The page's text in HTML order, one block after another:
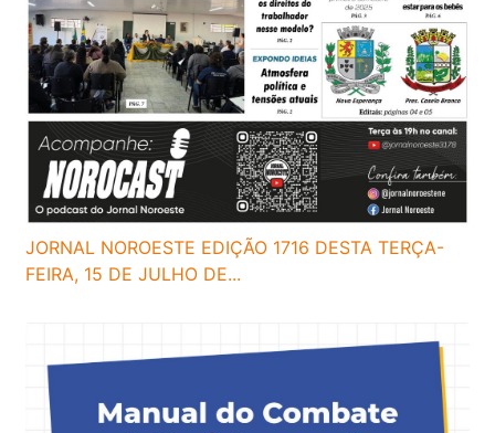
JORNAL NOROESTE EDIÇÃO 1716 DESTA TERÇA-
FEIRA, 15 DE JULHO DE...